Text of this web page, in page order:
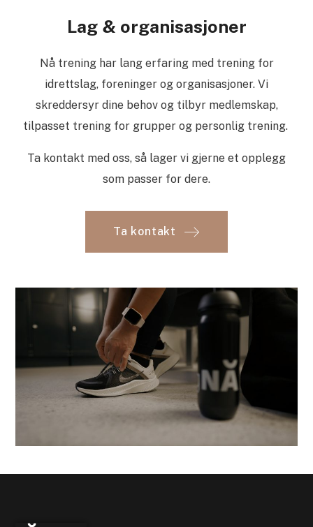
Lag & organisasjoner
Nå trening har lang erfaring med trening for
idrettslag, foreninger og organisasjoner. Vi
skreddersyr dine behov og tilbyr medlemskap,
tilpasset trening for grupper og personlig trening.
Ta kontakt med oss, så lager vi gjerne et opplegg
som passer for dere.
Ta kontakt